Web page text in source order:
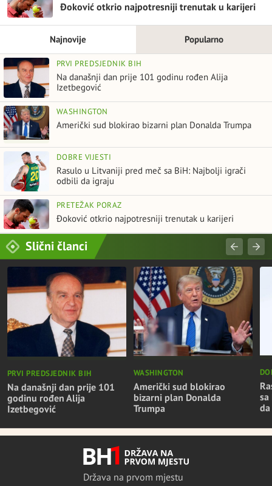
Đoković otkrio najpotresniji trenutak u karijeri
Najnovije Popularno
PRVI PREDSJEDNIK BIH
Na današnji dan prije 101 godinu rođen Alija
Izetbegović
WASHINGTON
Američki sud blokirao bizarni plan Donalda Trumpa
DOBRE VIJESTI
Rasulo u Litvaniji pred meč sa BiH: Najbolji igrači
odbili da igraju
PRETEŽAK PORAZ
Đoković otkrio najpotresniji trenutak u karijeri
Slični članci
PRVI PREDSJEDNIK BIH
Na današnji dan prije 101
godinu rođen Alija
Izetbegović
WASHINGTON
Američki sud blokirao
bizarni plan Donalda
Trumpa
Država na prvom mjestu